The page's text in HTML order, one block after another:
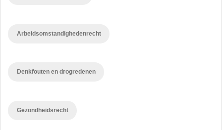
Arbeidsomstandighedenrecht
Denkfouten en drogredenen
Gezondheidsrecht